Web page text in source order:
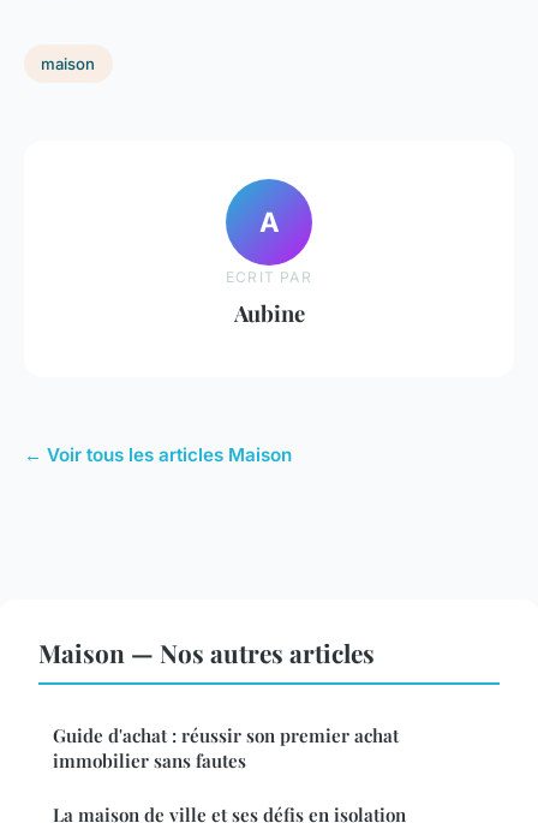
maison
A
ECRIT PAR
Aubine
← Voir tous les articles Maison
Maison — Nos autres articles
Guide d'achat : réussir son premier achat
immobilier sans fautes
La maison de ville et ses défis en isolation